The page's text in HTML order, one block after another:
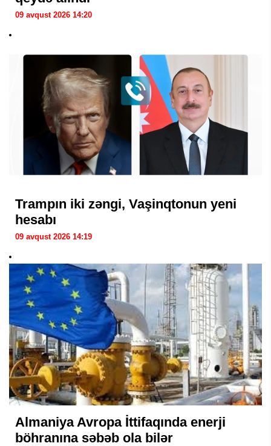
09 avqust 2026 14:20
Trampın iki zəngi, Vaşinqtonun yeni
hesabı
09 avqust 2026 14:19
Almaniya Avropa İttifaqında enerji
böhranına səbəb ola bilər